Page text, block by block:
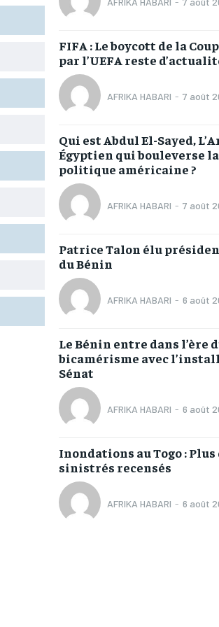
LOMEBOUGEINFO
NOUVELLE D’AFRIQUE
LEDEFENSEURINFO
ACTU LOMÉ
1-MONTH
1-MONTH
LOMEBOUGEINFO
NOUVELLE D’AFRIQUE
LEDEFENSEURINFO
ACTU LOMÉ
LOMEBOUGEINFO
NOUVELLE D’AFRIQUE
LEDEFENSEURINFO
ACTU LOMÉ
LOMEBOUGEINFO
NOUVELLE D’AFRIQUE
LEDEFENSEURINFO
ACTU LOMÉ
FIFA : Le boycott de la
par l’UEFA reste
AFRIKA HABARI - 7 août
Qui est Abdul El-Sayed,
Égyptien qui bouleverse
politique américaine ?
AFRIKA HABARI - 7 août
Patrice Talon élu
du Bénin
AFRIKA HABARI - 6 août
Le Bénin entre dans l’ère
bicamérisme avec
Sénat
AFRIKA HABARI - 6 août
Inondations au Togo : Plus
sinistrés recensés
AFRIKA HABARI - 6 août